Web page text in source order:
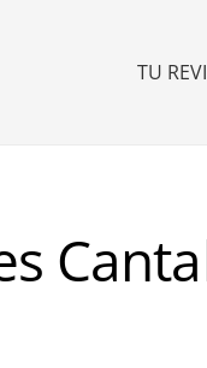
TU